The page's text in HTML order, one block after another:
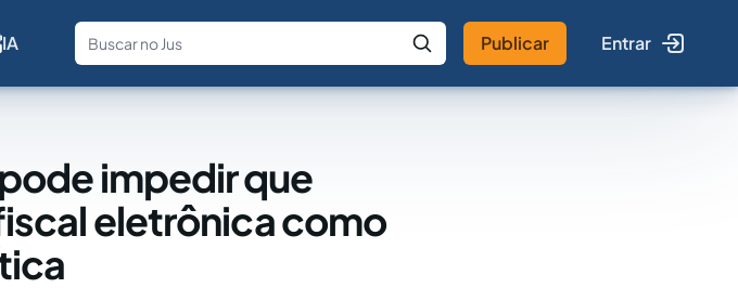
IA
Fale com a IA Buscar no Jus
Publicar Entrar
impedir que
eletrônica como